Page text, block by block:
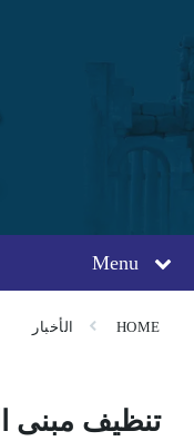
content
main
navigation
footer
Menu
HOME الأخبار
تنظيف مبنى